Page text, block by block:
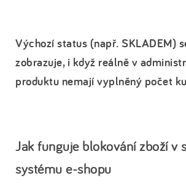
Výchozí status (např. SKLADEM)
zobrazuje, i když reálně v
produktu nemají vyplněný počet
Jak funguje blokování zboží v
systému e-shopu